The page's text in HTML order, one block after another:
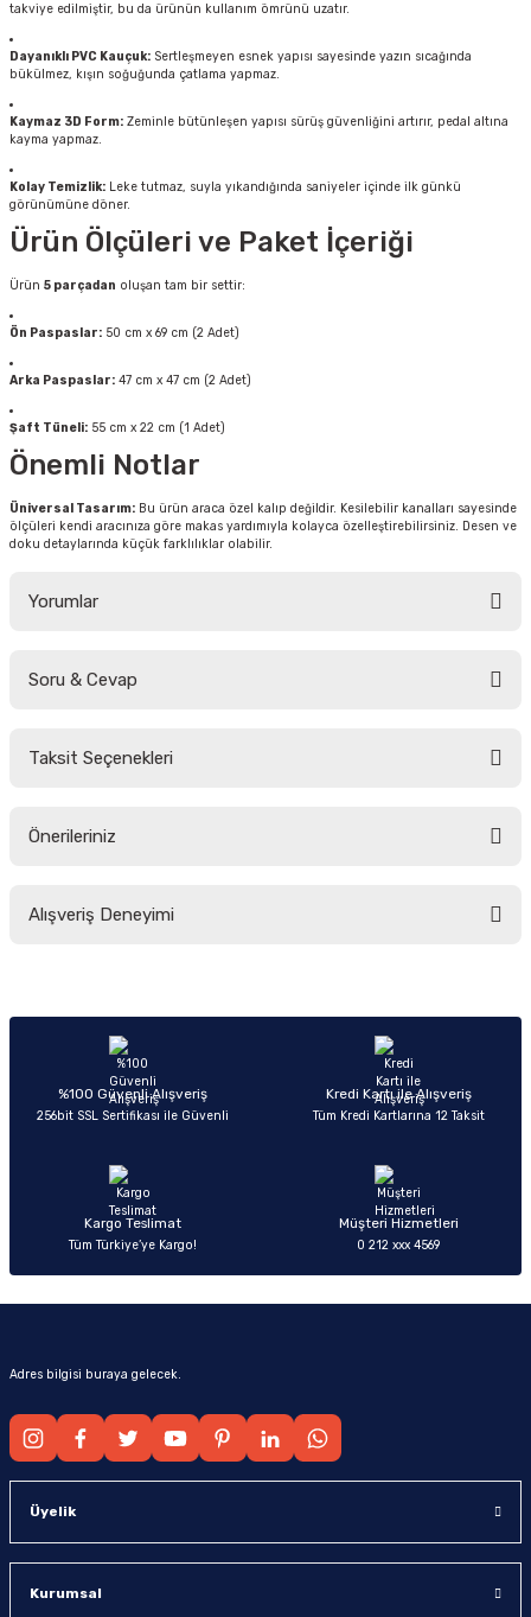
takviye edilmiştir, bu da ürünün kullanım ömrünü uzatır.
Dayanıklı PVC Kauçuk: Sertleşmeyen esnek yapısı sayesinde yazın sıcağında
bükülmez, kışın soğuğunda çatlama yapmaz.
Kaymaz 3D Form: Zeminle bütünleşen yapısı sürüş güvenliğini artırır, pedal altına
kayma yapmaz.
Kolay Temizlik: Leke tutmaz, suyla yıkandığında saniyeler içinde ilk günkü
görünümüne döner.
Ürün Ölçüleri ve Paket İçeriği
Ürün 5 parçadan oluşan tam bir settir:
Ön Paspaslar: 50 cm x 69 cm (2 Adet)
Arka Paspaslar: 47 cm x 47 cm (2 Adet)
Şaft Tüneli: 55 cm x 22 cm (1 Adet)
Önemli Notlar
Üniversal Tasarım: Bu ürün araca özel kalıp değildir. Kesilebilir kanalları sayesinde
ölçüleri kendi aracınıza göre makas yardımıyla kolayca özelleştirebilirsiniz. Desen ve
doku detaylarında küçük farklılıklar olabilir.
Yorumlar
Soru & Cevap
Taksit Seçenekleri
Önerileriniz
yetersiz gördüğünüz noktaları öneri formunu kullanarak tarafımıza
Ürün açıklamasında eksik bilgiler bulunuyor.
Ürün bilgilerinde hatalar bulunuyor.
Ürün fiyatı diğer sitelerden daha pahalı.
Alışveriş Deneyimi
Sitemize ilk yorumu siz yapın!
%100 Güvenli Alışveriş
256bit SSL Sertifikası ile Güvenli
Kredi Kartı ile Alışveriş
Tüm Kredi Kartlarına 12 Taksit
Kargo Teslimat
Tüm Türkiye’ye Kargo!
Müşteri Hizmetleri
0 212 xxx 4569
Adres bilgisi buraya gelecek.
Üyelik
Kurumsal